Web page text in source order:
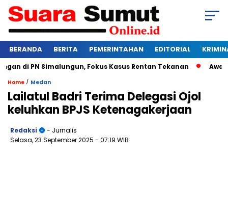
BERANDA BERITA PEMERINTAHAN EDITORIAL
PN Simalungun, Fokus Kasus Rentan Tekanan Awas
Home / Medan
Lailatul Badri Terima Delegasi Ojol
keluhkan BPJS Ketenagakerjaan
Redaksi
- Jurnalis
Selasa, 23 September 2025 - 07:19 WIB